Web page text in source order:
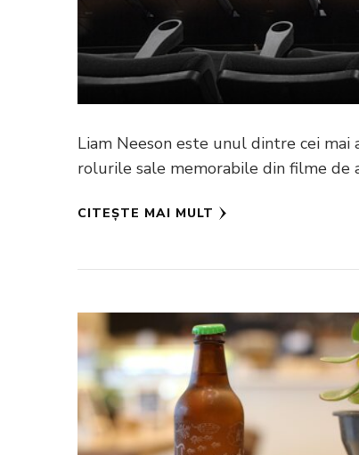
Liam Neeson este unul dintre cei
rolurile sale memorabile din filme de
CITEȘTE MAI MULT